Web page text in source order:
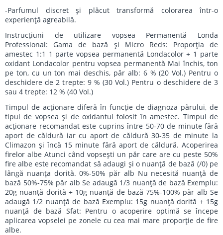
-Parfumul discret şi plăcut transformă colorarea într-o
experienţă agreabilă.
Instrucţiuni de utilizare vopsea Permanentă Londa
Professional: Gama de bază şi Micro Reds: Proporţia de
amestec 1:1 1 parte vopsea permanentă Londacolor + 1 parte
oxidant Londacolor pentru vopsea permanentă Mai închis, ton
pe ton, cu un ton mai deschis, păr alb: 6 % (20 Vol.) Pentru o
deschidere de 2 trepte: 9 % (30 Vol.) Pentru o deschidere de 3
sau 4 trepte: 12 % (40 Vol.)
Timpul de acţionare diferă în funcţie de diagnoza părului, de
tipul de vopsea şi de oxidantul folosit în amestec. Timpul de
acţionare recomandat este cuprins între 50-70 de minute fără
aport de căldură iar cu aport de căldură 30-35 de minute la
Climazon şi încă 15 minute fără aport de căldură. Acoperirea
firelor albe Atunci când vopseşti un păr care are cu peste 50%
fire albe este recomandat să adaugi şi o nuanţă de bază (/0) pe
lângă nuanţa dorită. 0%-50% păr alb Nu necesită nuanţă de
bază 50%-75% păr alb Se adaugă 1/3 nuanţă de bază Exemplu:
20g nuanţă dorită + 10g nuanţă de bază 75%-100% păr alb Se
adaugă 1/2 nuanţă de bază Exemplu: 15g nuanţă dorită + 15g
nuanţă de bază Sfat: Pentru o acoperire optimă se începe
aplicarea vopselei pe zonele cu cea mai mare proporţie de fire
albe.